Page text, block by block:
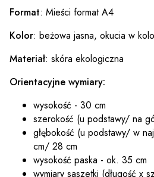
Format: Mieści format A4
Kolor: beżowa jasna, okucia w
Materiał: skóra ekologiczna
Orientacyjne wymiary:
wysokość - 30 cm
szerokość (u podstawy/ na
głębokość (u podstawy/ w
cm/ 28 cm
wysokość paska - ok. 35 cm
wymiary saszetki (długość x